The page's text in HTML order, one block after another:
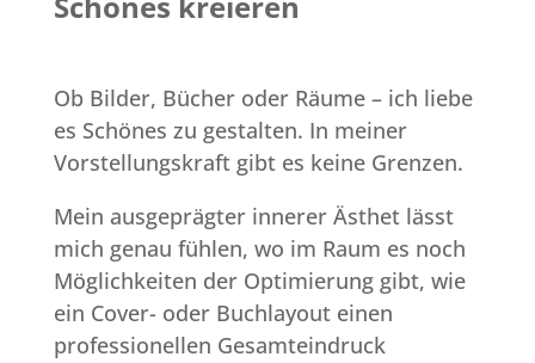
Ob Bilder, Bücher oder Räume – ich liebe
es Schönes zu gestalten. In meiner
Vorstellungskraft gibt es keine Grenzen.
Mein ausgeprägter innerer Ästhet lässt
mich genau fühlen, wo im Raum es noch
Möglichkeiten der Optimierung gibt, wie
ein Cover- oder Buchlayout einen
professionellen Gesamteindruck